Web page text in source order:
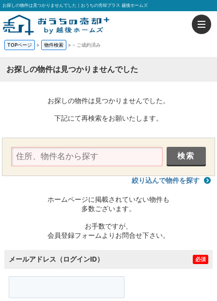
お探しの物件は見つかりませんでした｜おうちの売却プラス 越後ホームズ
TOPページ > 物件検索 > - ご成約済み
お探しの物件は見つかりませんでした
お探しの物件は見つかりませんでした。
下記にて再検索をお願いたします。
絞り込んで物件を探す
ホームページに掲載されていない物件も
多数ございます。
お手数ですが、
会員登録フォームよりお問合せ下さい。
メールアドレス（ログインID） 必須